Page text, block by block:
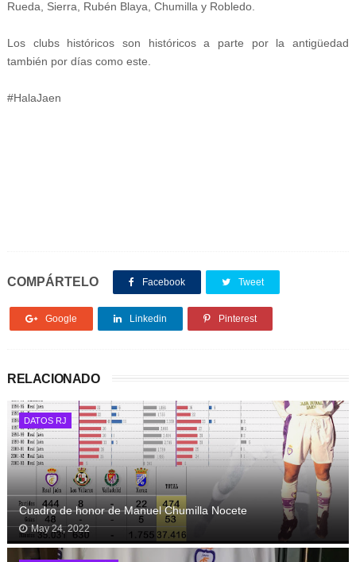
Rueda, Sierra, Rubén Blaya, Chumilla y Robledo.
Los clubs históricos son históricos a parte por la antigüedad
también por días como este.
#HalaJaen
COMPÁRTELO Facebook Tweet
Google Linkedin Pinterest
RELACIONADO
DATOS RJ
Cuadro de honor de Manuel Chumilla Nocete
May 24, 2022